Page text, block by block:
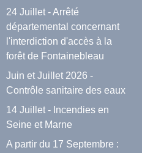
24 Juillet - Arrêté
départemental concernant
l'interdiction d'accès à la
forêt de Fontainebleau
Juin et Juillet 2026 -
Contrôle sanitaire des eaux
14 Juillet - Incendies en
Seine et Marne
A partir du 17 Septembre :